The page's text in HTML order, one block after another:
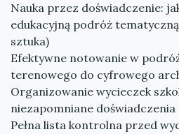
Nauka przez doświadczenie:
edukacyjną podróż
sztuka)
Efektywne notowanie w
terenowego do cyfrowego
Organizowanie wycieczek
niezapomniane doświadczenia
Pełna lista kontrolna przed